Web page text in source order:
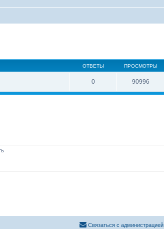
ОТВЕТЫ ПРОСМОТРЫ
0 90996
Связаться с администрацией